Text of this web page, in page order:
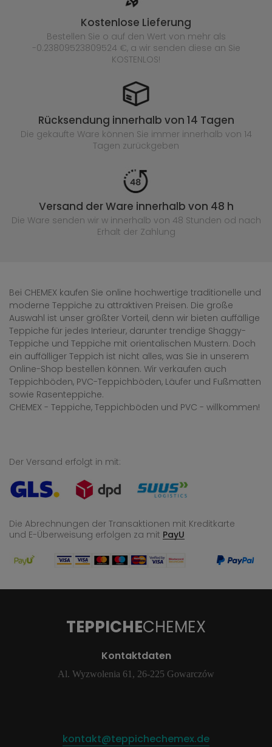
Kostenlose Lieferung
Bestellen Sie o auf den Wert von mehr als
-0.23809523809524 €, a wir senden diese an Sie
KOSTENLOS!
Rücksendung innerhalb von 14 Tagen
Die gekaufte Ware können Sie immer innerhalb von 14
Tagen zurückgeben
Versand der Ware innerhalb von 48 h
Die Ware senden wir w innerhalb von 48 Stunden od nach
Erhalt der Zahlung
Bei CHEMEX kaufen Sie online hochwertige traditionelle und
moderne Teppiche zu attraktiven Preisen. Die große
Auswahl ist unser größter Vorteil, denn wir bieten auffällige
Teppiche für jedes Interieur, darunter trendige Shaggy-
Teppiche und Teppiche mit orientalischen Mustern. Doch
ein auffälliger Teppich ist nicht alles, was Sie in unserem
Online-Shop bestellen können. Wir verkaufen auch
Teppichböden, PVC-Teppichböden, Läufer und Fußmatten
sowie Rasenteppiche.
CHEMEX - Teppiche, Teppichböden und PVC - willkommen!
Der Versand erfolgt in mit:
Die Abrechnungen der Transaktionen mit Kreditkarte
und E-Überweisung erfolgen za mit PayU
TEPPICHECHEMEX
Kontaktdaten
Al. Wyzwolenia 61, 26-225 Gowarczów
kontakt@teppichechemex.de